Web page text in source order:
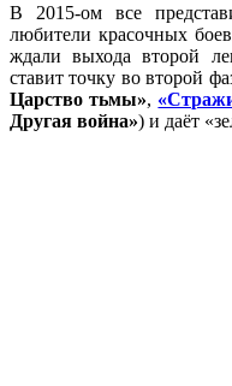
В 2015-ом все
любители красочных
ждали выхода второй
ставит точку во второй
Царство тьмы»,
Другая война») и даёт